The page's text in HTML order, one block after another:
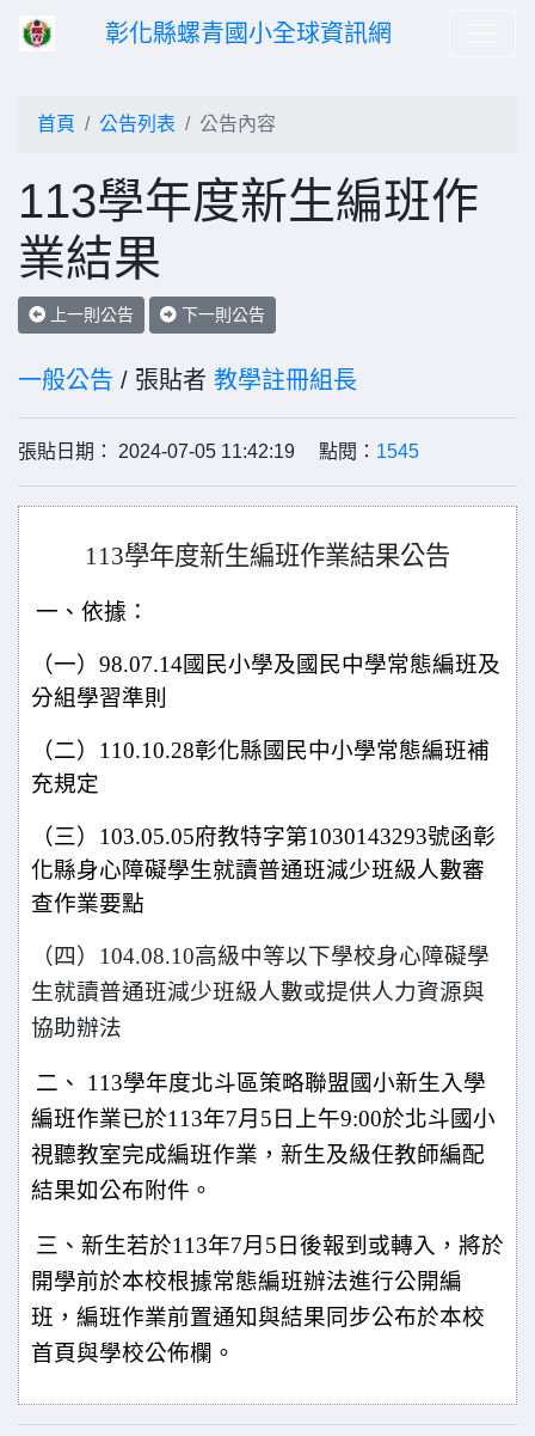
彰化縣螺青國小全球資訊網
首頁 公告列表 公告內容
113學年度新生編班作
業結果
上一則公告 下一則公告
一般公告 / 張貼者 教學註冊組長
張貼日期： 2024-07-05 11:42:19 點閱： 1545
113學年度新生編班作業結果公告
一、依據：
（一） 98.07.14國民小學及國民中學常態編班及
分組學習準則
（二） 110.10.28彰化縣國民中小學常態編班補
充規定
（三） 103.05.05府教特字第1030143293號函彰
化縣身心障礙學生就讀普通班減少班級人數審
查作業要點
（四） 104.08.10高級中等以下學校身心障礙學
生就讀普通班減少班級人數或提供人力資源與
協助辦法
二、 113學年度北斗區策略聯盟國小新生入學
編班作業已於113年7月5日上午9:00於北斗國小
視聽教室完成編班作業，新生及級任教師編配
結果如公布附件。
三、新生若於113年7月5日後報到或轉入，將於
開學前於本校根據常態編班辦法進行公開編
班，編班作業前置通知與結果同步公布於本校
首頁與學校公佈欄。